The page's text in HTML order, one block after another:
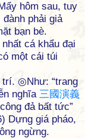
hôm sau, tuy
phải giả
bạn bè.
cá khẩu đại
một cái túi
trí. ◎Như: “trang
nghĩa 三國演義
đả bất tức”
Dựng giá pháo,
ngừng.